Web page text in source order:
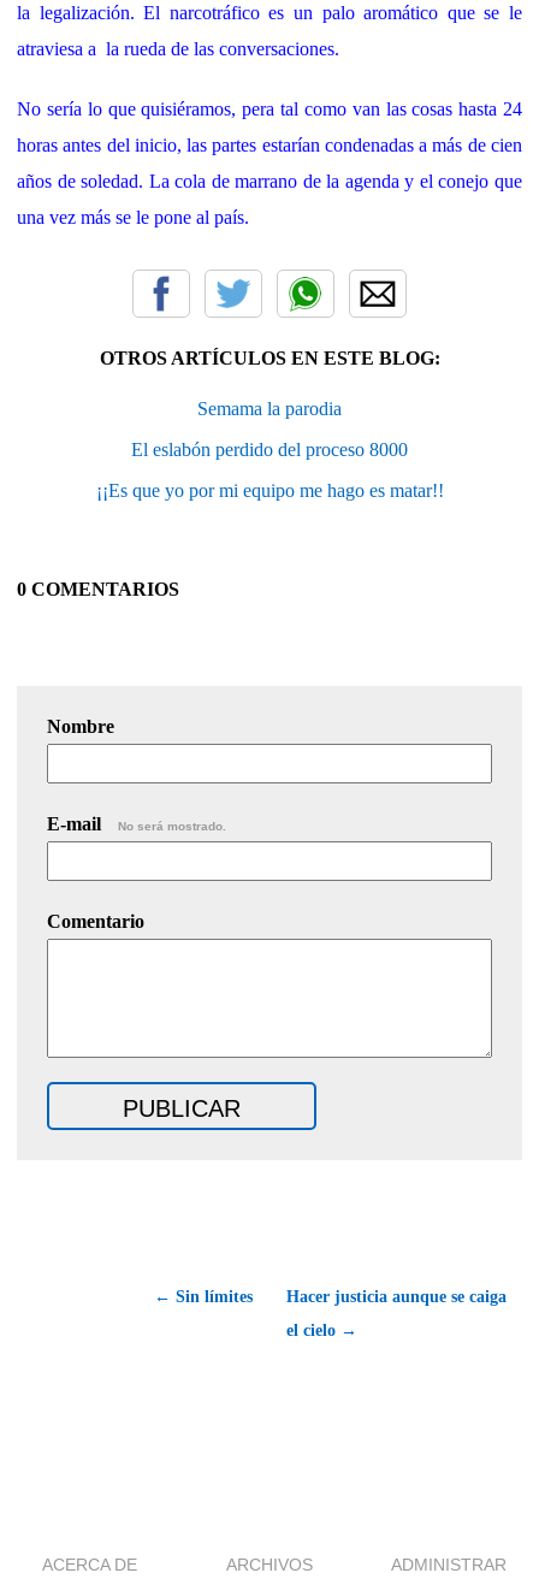
la legalización. El narcotráfico es un palo aromático que se le
atraviesa a la rueda de las conversaciones.
No sería lo que quisiéramos, pera tal como van las cosas hasta 24
horas antes del inicio, las partes estarían condenadas a más de cien
años de soledad. La cola de marrano de la agenda y el conejo que
una vez más se le pone al país.
OTROS ARTÍCULOS EN ESTE BLOG:
Semama la parodia
El eslabón perdido del proceso 8000
¡¡Es que yo por mi equipo me hago es matar!!
0 COMENTARIOS
Nombre
E-mail No será mostrado.
Comentario
← Sin límites
Hacer justicia aunque se caiga
el cielo →
ACERCA DE ARCHIVOS ADMINISTRAR